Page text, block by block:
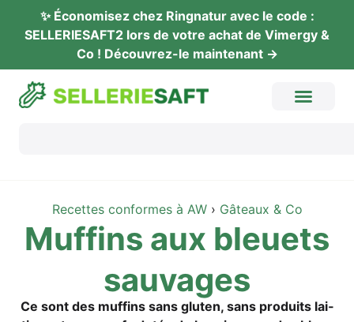
✨ Éco­no­mi­sez chez Ring­na­tur avec le code :
SELLERIESAFT2 lors de vot­re achat de Vimer­gy &
Co ! Décou­vrez-le maintenant →
Recet­tes con­for­mes à AW› Gâteaux & Co
Muf­fins aux bleu­ets
sauvages
Ce sont des muf­fins sans glu­ten, sans pro­duits lai­